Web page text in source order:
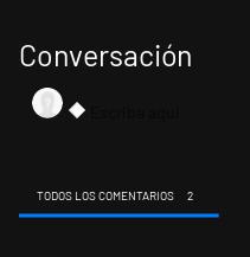
Conversación
TODOS LOS COMENTARIOS 2